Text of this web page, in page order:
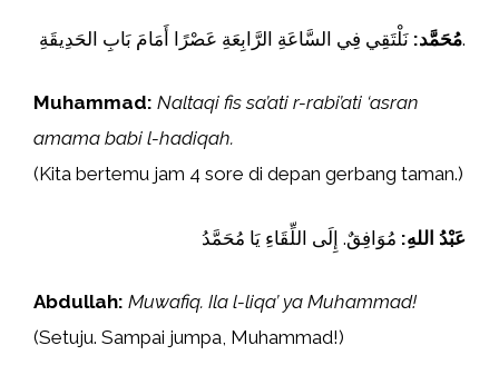
مُحَمَّد:نَلْتَقِي فِي السَّاعَةِ الرَّابِعَةِ عَصْرًا أَمَامَ بَابِ الحَدِيقَةِ.
Muhammad: Naltaqi fis sa’ati r-rabi’ati ‘asran
amama babi l-hadiqah.
(Kita bertemu jam 4 sore di depan gerbang taman.)
عَبْدُ اللهِ: مُوَافِقٌ. إِلَى اللِّقَاءِ يَا مُحَمَّدُ
Abdullah: Muwafiq. Ila l-liqa’ ya Muhammad!
(Setuju. Sampai jumpa, Muhammad!)